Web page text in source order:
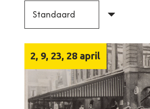
2, 9, 23, 28 april